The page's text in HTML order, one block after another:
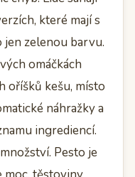
které mají s
zelenou barvu.
omáčkách
oříšků kešu, místo
náhražky a
ingrediencí.
Pesto je